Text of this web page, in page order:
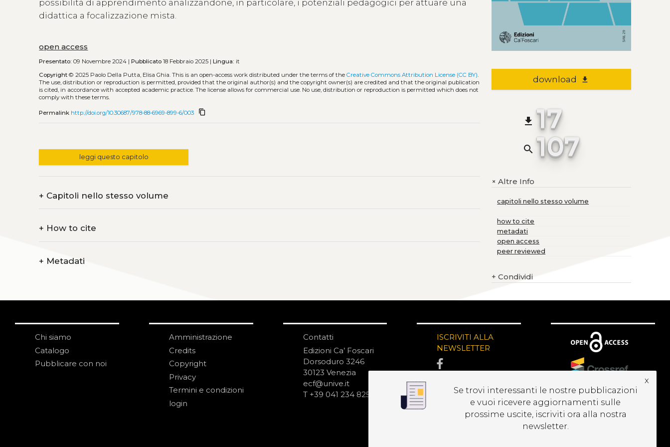
possibilità di apprendimento analizzandone, in particolare, i potenziali pedagogici per attuare una
didattica a focalizzazione mista.
open access
Presentato: 09 Novembre 2024 |Pubblicato 18 Febbraio 2025 |Lingua: it
Copyright © 2025 Paolo Della Putta, Elisa Ghia.This is an open-access work distributed under the terms of theCreative Commons Attribution License (CC BY)
The use, distribution or reproduction is permitted, provided that the original author(s) and the copyright owner(s) are credited and that the original publication
is cited, in accordance with accepted academic practice. The license allows for commercial use. No use, distribution or reproduction is permitted which does not
comply with these terms.
Permalink http://doi.org/10.30687/978-88-6969-899-6/003 content_copy
leggi questo capitolo
+ Capitoli nello stesso volume
+ How to cite
+ Metadati
download file_download
file_download 17
search 107
+Altre Info
capitoli nello stesso volume
how to cite
metadati
open access
peer reviewed
+ Condividi
Chi siamo
Catalogo
Pubblicare con noi
Amministrazione
Credits
Copyright
Privacy
Termini e condizioni
login
Contatti
Edizioni Ca’ Foscari
Dorsoduro 3246
30123 Venezia
ecf@unive.it
T +39 041 234 8250
ISCRIVITI ALLA
NEWSLETTER
Se trovi interessanti le nostre pubblicazioni
e vuoi ricevere aggiornamenti sulle
prossime uscite, iscriviti ora alla nostra
newsletter.
x